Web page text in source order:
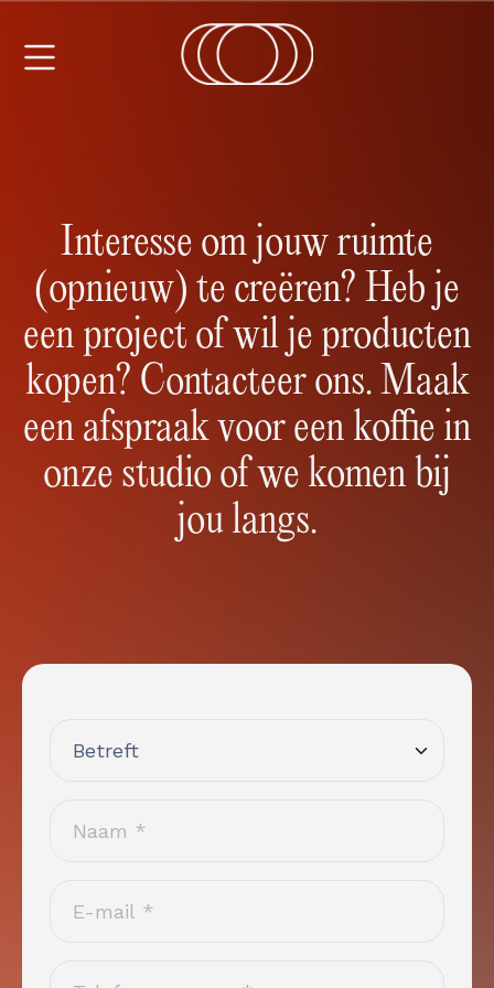
Interesse om jouw ruimte
(opnieuw) te creëren? Heb je
een project of wil je producten
kopen? Contacteer ons. Maak
een afspraak voor een koffie in
onze studio of we komen bij
jou langs.